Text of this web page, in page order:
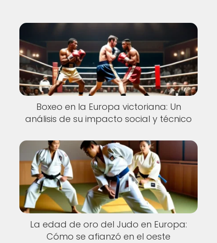
Boxeo en la Europa victoriana: Un
análisis de su impacto social y técnico
La edad de oro del Judo en Europa:
Cómo se afianzó en el oeste